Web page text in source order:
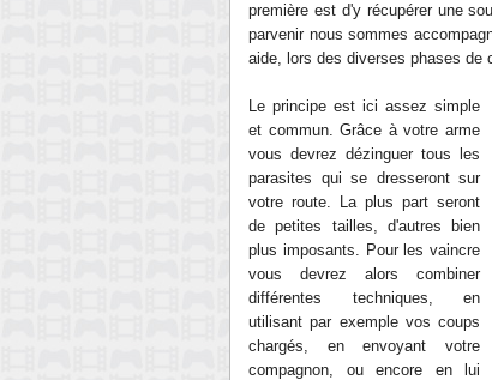
première est d'y récupérerune
parvenir nous sommes
aide, lors des diverses phases de
Le principe est ici assez simple
et commun. Grâce à votre arme
vous devrez dézinguer tous les
parasites qui se dresseront sur
votre route. La plus part seront
de petites tailles, d'autres bien
plus imposants. Pour les vaincre
vous devrez alors combiner
différentes techniques, en
utilisant par exemple vos coups
chargés, en envoyant votre
compagnon, ou encore en lui